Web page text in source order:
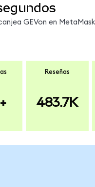
GEVon en
Reseñas
483.7K